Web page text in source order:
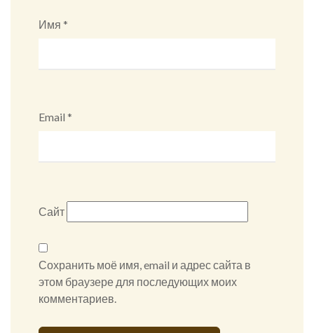
Имя *
Email *
Сайт
Сохранить моё имя, email и адрес сайта в
этом браузере для последующих моих
комментариев.